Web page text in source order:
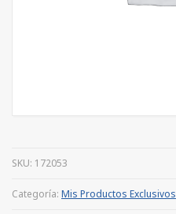
SKU: 172053
Categoría: Mis Productos Exclusivos